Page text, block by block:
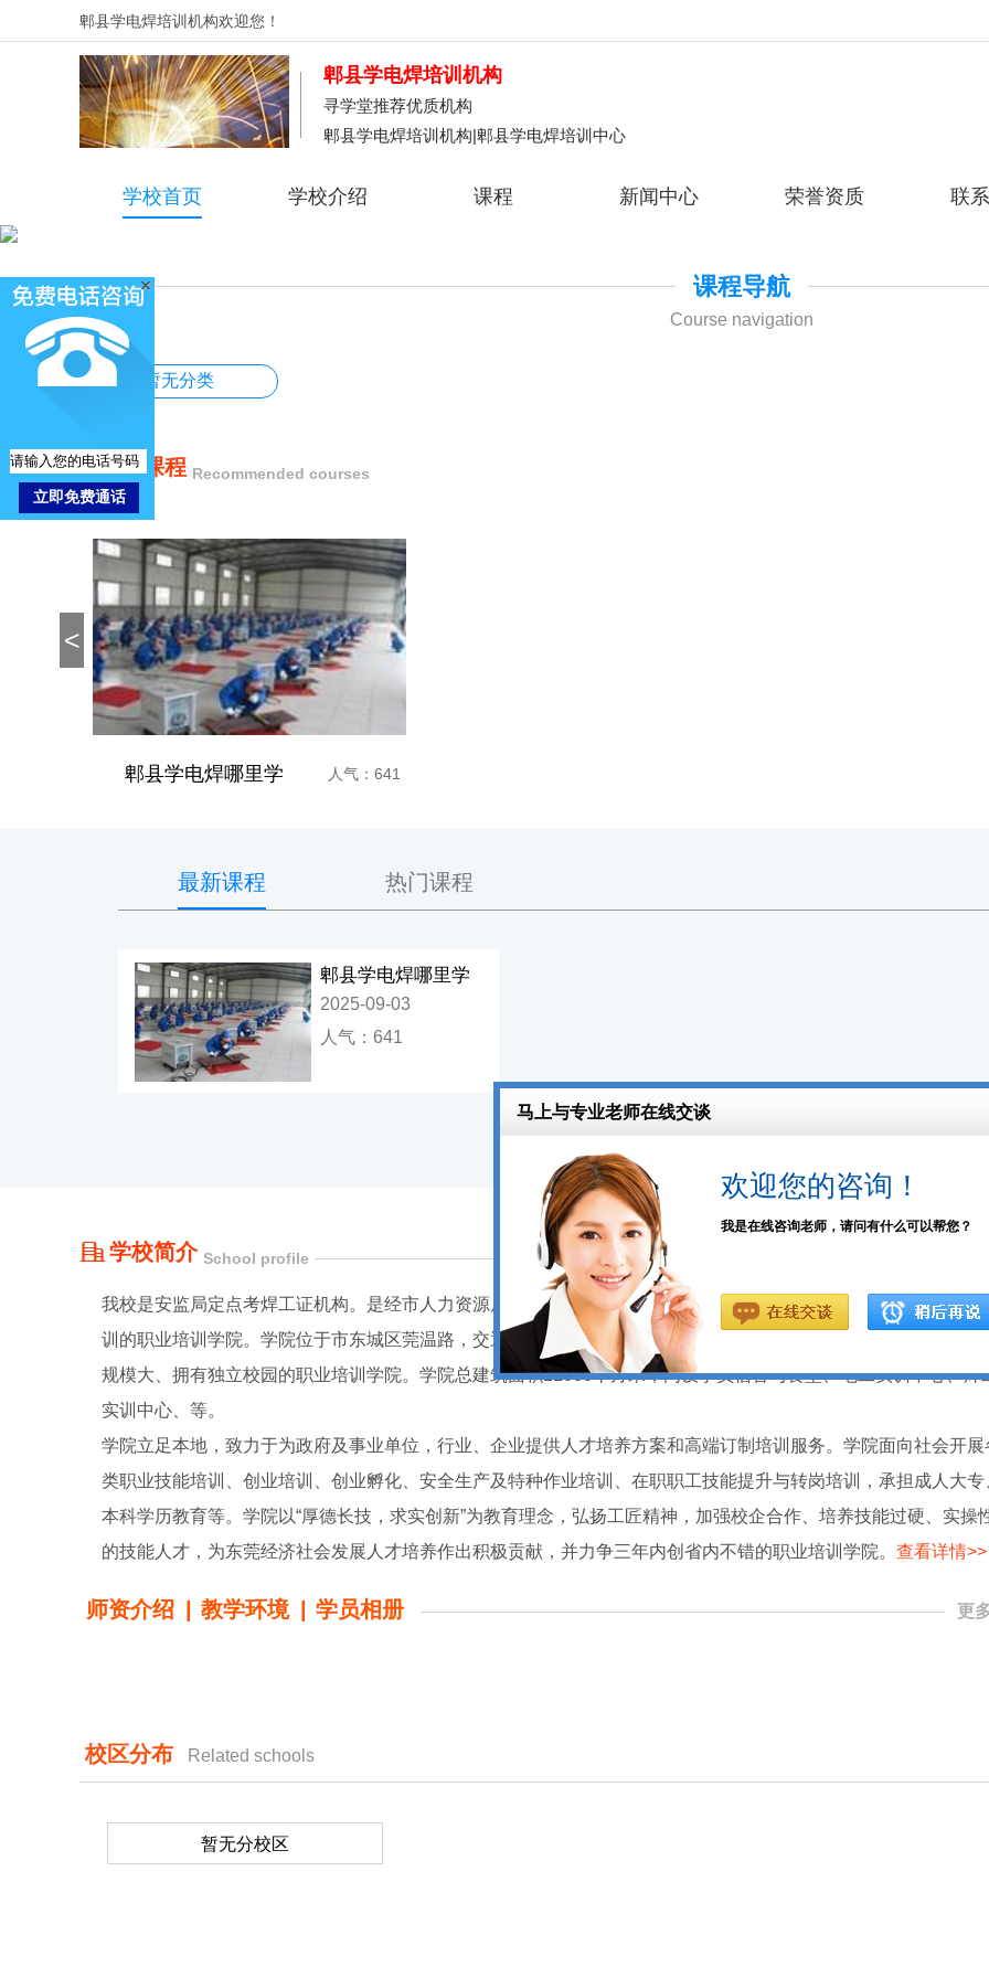
郫县学电焊培训机构欢迎您！
郫县学电焊培训机构
寻学堂推荐优质机构
郫县学电焊培训机构|郫县学电焊培训中心
学校首页 学校介绍 课程 新闻中心 荣誉资质 联
课程导航
Course navigation
暂无分类
推荐课程 Recommended courses
<
郫县学电焊哪里学 人气：641
最新课程 热门课程
郫县学电焊哪里学
2025-09-03
人气：641
学校简介 School profile
我校是安监局定点考焊工证机构。是经市人力资源局批准，市民政局注册核准的一所专门从事职业教育和职业技能
训的职业培训学院。学院位于市东城区莞温路，交通便利、校园环境优美、教学设施完善，师资力量雄厚、是东莞
规模大、拥有独立校园的职业培训学院。学院总建筑面积11000平方米，内设学员宿舍与食堂、电工实训中心、焊
实训中心、等。
学院立足本地，致力于为政府及事业单位，行业、企业提供人才培养方案和高端订制培训服务。学院面向社会开展
类职业技能培训、创业培训、创业孵化、安全生产及特种作业培训、在职职工技能提升与转岗培训，承担成人大专
本科学历教育等。学院以“厚德长技，求实创新”为教育理念，弘扬工匠精神，加强校企合作、培养技能过硬、实操
的技能人才，为东莞经济社会发展人才培养作出积极贡献，并力争三年内创省内不错的职业培训学院。 查看详情>>
师资介绍 教学环境 学员相册 更
校区分布 Related schools
暂无分校区